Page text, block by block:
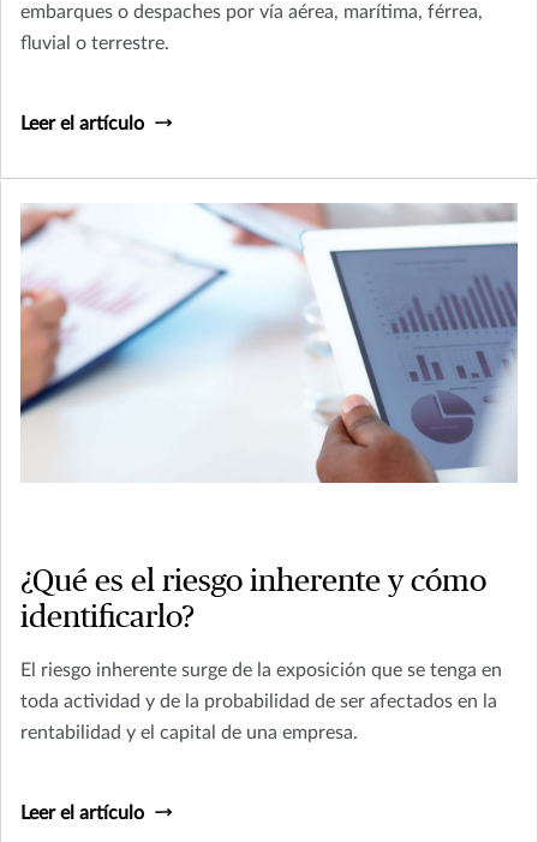
embarques o despaches por vía aérea, marítima, férrea,
fluvial o terrestre.
Leer el artículo
¿Qué es el riesgo inherente y cómo
identificarlo?
El riesgo inherente surge de la exposición que se tenga en
toda actividad y de la probabilidad de ser afectados en la
rentabilidad y el capital de una empresa.
Leer el artículo